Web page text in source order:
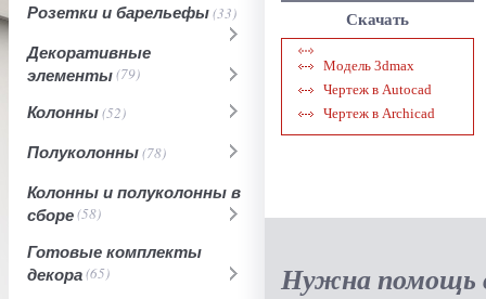
Розетки и барельефы(33)
Декоративные
элементы(79)
Колонны(52)
Полуколонны(78)
Колонны и полуколонны в
сборе(58)
Готовые комплекты
декора(65)
Скачать
Модель 3dmax
Чертеж в Autocad
Чертеж в Archicad
Нужна помощь